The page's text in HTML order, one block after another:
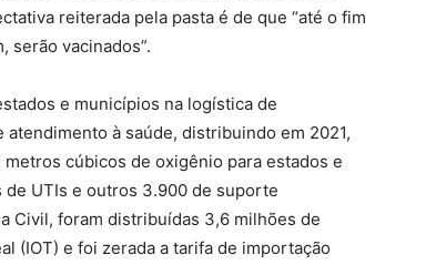
reiterada pela pasta é de que “até o fim
serão vacinados”.
e municípios na logística de
à saúde, distribuindo em 2021,
cúbicos de oxigênio para estados e
UTIs e outros 3.900 de suporte
Civil, foram distribuídas 3,6 milhões de
(IOT) e foi zerada a tarifa de importação